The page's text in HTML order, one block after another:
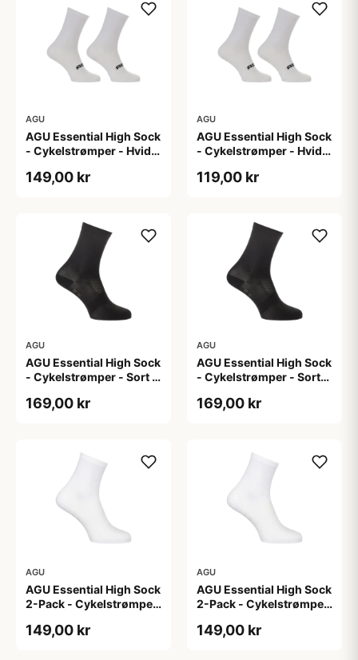
AGU
AGU Essential High Sock
- Cykelstrømper - Hvid -
149,00 kr
AGU
AGU Essential High Sock
- Cykelstrømper - Hvid -
119,00 kr
AGU
AGU Essential High Sock
- Cykelstrømper - Sort -
169,00 kr
AGU
AGU Essential High Sock
- Cykelstrømper - Sort-
169,00 kr
AGU
AGU Essential High Sock
2-Pack - Cykelstrømper
149,00 kr
AGU
AGU Essential High Sock
2-Pack - Cykelstrømper
149,00 kr